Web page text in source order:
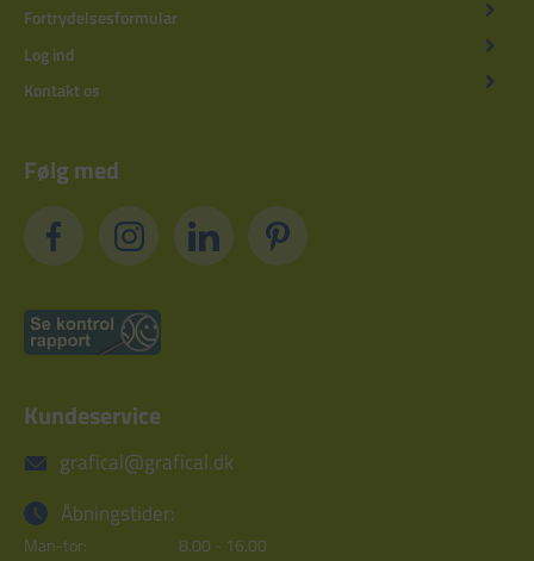
Fortrydelsesformular
Log ind
Kontakt os
Følg med
Kundeservice
grafical@grafical.dk
Åbningstider:
Man-tor:
8.00 - 16.00